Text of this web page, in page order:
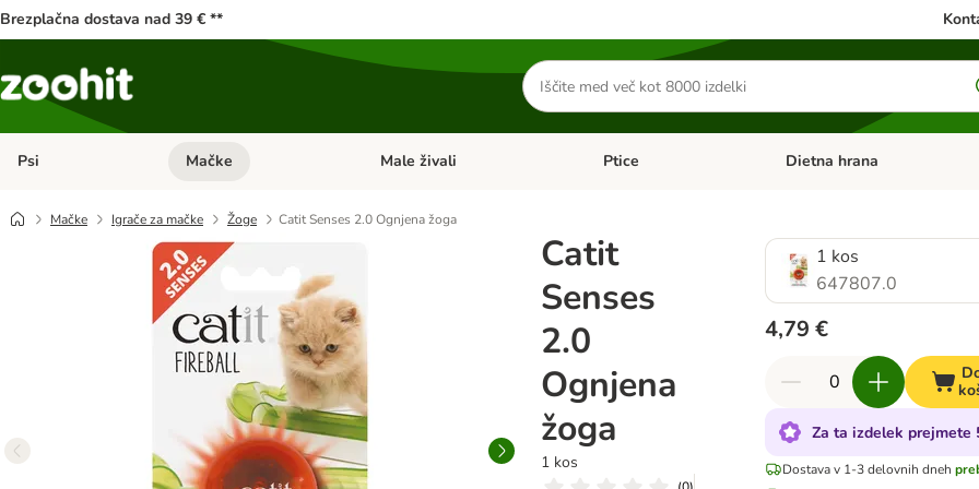
Brezplačna dostava nad 39 € **
Iskanje
izdelkov
Psi Odprite meni kategorij: Psi
Mačke Odprite meni kategorij: Mačke
Male živali Odprite meni kategorij: Male živali
Ptice Odprite meni kategorij: Ptice
Dietna hrana
Mačke Igrače za mačke Žoge Catit Senses 2.0 Ognjena žoga
Catit
Senses
2.0
Ognjena
žoga
1 kos
1 kos
647807.0
4,79 €
Za ta izdelek prejmete
Dostava v 1-3 delovnih dneh